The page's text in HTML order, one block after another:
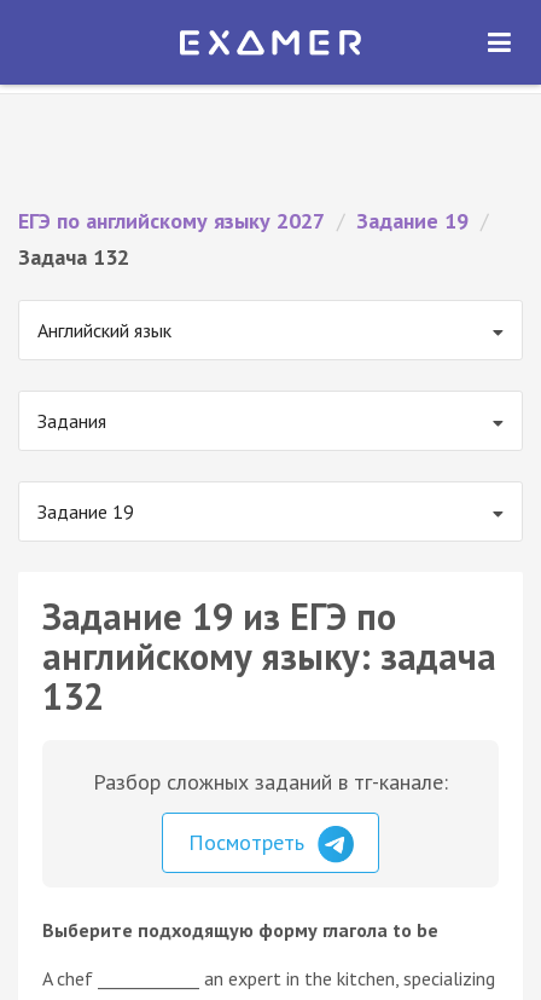
Экзамер — ЕГЭ 2027
ОТКРЫТЬ
ЕГЭ по английскому языку 2027 / Задание 19 /
Задача 132
Английский язык
Задания
Задание 19
Задание 19 из ЕГЭ по
английскому языку: задача
132
Разбор сложных заданий в тг-канале:
Посмотреть
Выберите подходящую форму глагола to be
A chef ____________ an expert in the kitchen, specializing